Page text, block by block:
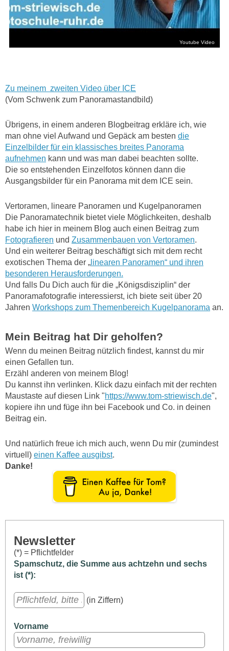
Zu meinem zweiten Video über ICE
(Vom Schwenk zum Panoramastandbild)
Übrigens, in einem anderen Blogbeitrag erkläre ich, wie
man ohne viel Aufwand und Gepäck am besten die
Einzelbilder für ein klassisches breites Panorama
aufnehmen kann und was man dabei beachten sollte.
Die so entstehenden Einzelfotos können dann die
Ausgangsbilder für ein Panorama mit dem ICE sein.
Vertoramen, lineare Panoramen und Kugelpanoramen
Die Panoramatechnik bietet viele Möglichkeiten, deshalb
habe ich hier in meinem Blog auch einen Beitrag zum
Fotografieren und Zusammenbauen von Vertoramen.
Und ein weiterer Beitrag beschäftigt sich mit dem recht
exotischen Thema der „ linearen Panoramen“ und ihren
besonderen Herausforderungen.
Und falls Du Dich auch für die „Königsdisziplin“ der
Panoramafotografie interessierst, ich biete seit über 20
Jahren Workshops zum Themenbereich Kugelpanorama an.
Mein Beitrag hat Dir geholfen?
Wenn du meinen Beitrag nützlich findest, kannst du mir
einen Gefallen tun.
Erzähl anderen von meinem Blog!
Du kannst ihn verlinken. Klick dazu einfach mit der rechten
Maustaste auf diesen Link "https://www.tom-striewisch.de",
kopiere ihn und füge ihn bei Facebook und Co. in deinen
Beitrag ein.
Und natürlich freue ich mich auch, wenn Du mir (zumindest
virtuell) einen Kaffee ausgibst.
Danke!
Newsletter
(*) = Pflichtfelder
Spamschutz, die Summe aus achtzehn und sechs
ist (*):
(in Ziffern)
Vorname